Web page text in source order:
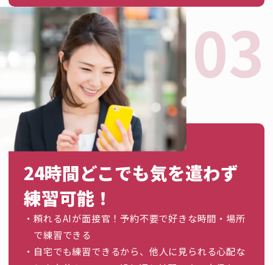
24時間どこでも気を遣わず
練習可能！
頼れるAIが面接官！予約不要で好きな時間・場所
で練習できる
自宅でも練習できるから、他人に見られる心配な